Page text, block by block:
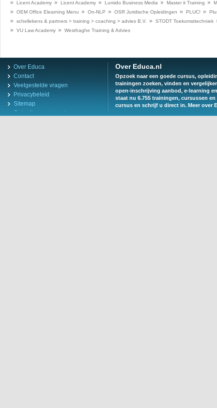
» Licent Academy » Licent Academy » Lumido Business Media » Master it Training »
» OEM Office Elearning Menu » On-NLP » OSR Juridische Opleidingen » PLUC! »
» schellekens & partners > training > coaching > advies B.V. » STODT Toekomsttechniek
»
VU Law Academy » Westhaghe Training & Advies
Over Educa
Contact
Veelgestelde vragen
Privacybeleid
Sitemap
Gebruiksvoorwaarden
Over Educa.nl
Opzoek naar een goede cursus,
trainingen zoeken, vinden en
open-inschrijving aanbod, e-learning
staat nu 6.755 trainingen, cursussen
cursus en schrijf u direct in.Meer over